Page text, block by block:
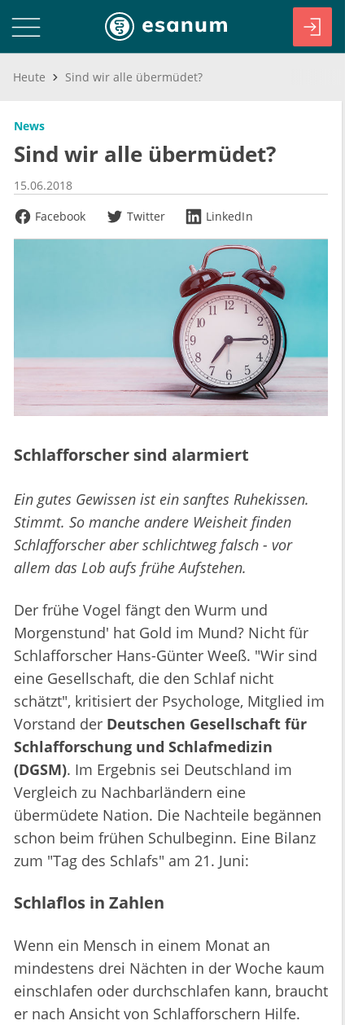
Heute Sind wir alle übermüdet?
News
Sind wir alle übermüdet?
15.06.2018
Facebook
Twitter LinkedIn
Schlafforscher sind alarmiert
Ein gutes Gewissen ist ein sanftes Ruhekissen.
Stimmt. So manche andere Weisheit finden
Schlafforscher aber schlichtweg falsch - vor
allem das Lob aufs frühe Aufstehen.
Der frühe Vogel fängt den Wurm und
Morgenstund' hat Gold im Mund? Nicht für
Schlafforscher Hans-Günter Weeß. "Wir sind
eine Gesellschaft, die den Schlaf nicht
schätzt", kritisiert der Psychologe, Mitglied im
Vorstand der Deutschen Gesellschaft für
Schlafforschung und Schlafmedizin
(DGSM). Im Ergebnis sei Deutschland im
Vergleich zu Nachbarländern eine
übermüdete Nation. Die Nachteile begännen
schon beim frühen Schulbeginn. Eine Bilanz
zum "Tag des Schlafs" am 21. Juni:
Schlaflos in Zahlen
Wenn ein Mensch in einem Monat an
mindestens drei Nächten in der Woche kaum
einschlafen oder durchschlafen kann, braucht
er nach Ansicht von Schlafforschern Hilfe.